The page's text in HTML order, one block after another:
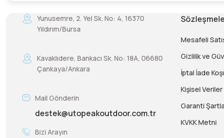
Yunusemre, 2. Yel Sk. No: 4, 16370
Yıldırım/Bursa
Kavaklıdere, Bankacı Sk. No: 18A, 06680
Çankaya/Ankara
Mail Gönderin
destek@utopeakoutdoor.com.tr
Bizi Arayın
Mesafeli
Gizlilik ve
İptal İade
Kişisel Veriler
Garanti
KVKK Metni